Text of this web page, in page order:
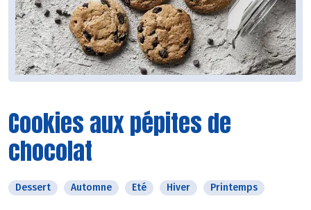
Cookies aux pépites de
chocolat
Dessert Automne Eté Hiver Printemps